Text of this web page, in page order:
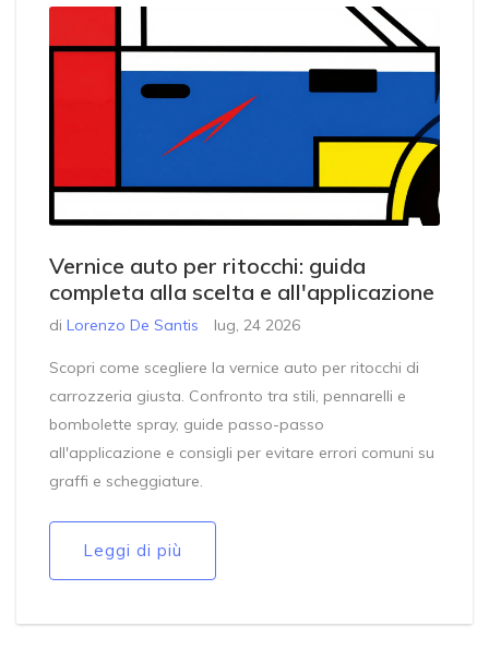
Vernice auto per ritocchi: guida
completa alla scelta e all'applicazione
di Lorenzo De Santis lug, 24 2026
Scopri come scegliere la vernice auto per ritocchi di
carrozzeria giusta. Confronto tra stili, pennarelli e
bombolette spray, guide passo-passo
all'applicazione e consigli per evitare errori comuni su
graffi e scheggiature.
Leggi di più